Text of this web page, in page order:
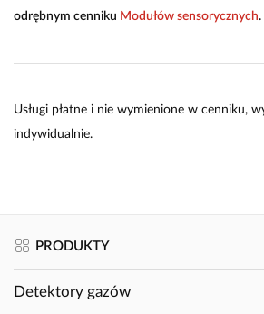
odrębnym cenniku Modułów sensorycznych.
Usługi płatne i nie wymienione w cenniku,
indywidualnie.
PRODUKTY
Detektory gazów